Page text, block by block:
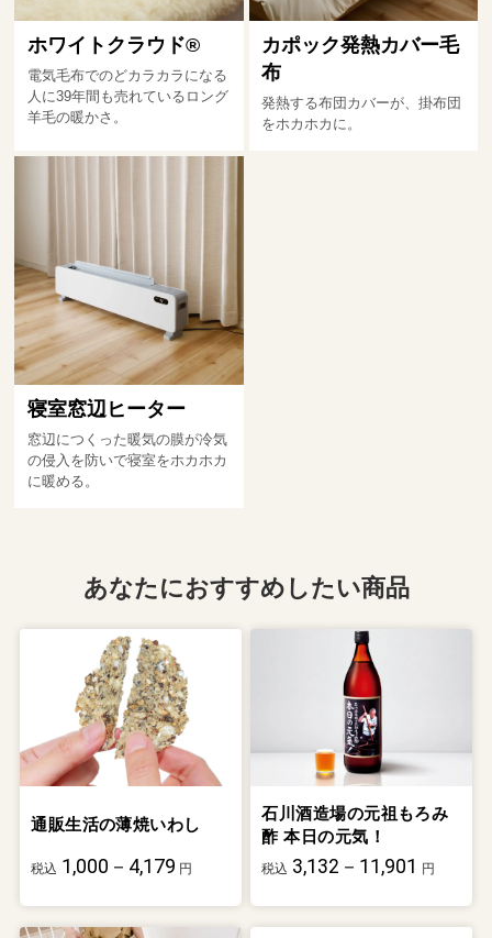
ホワイトクラウド®
電気毛布でのどカラカラになる
人に39年間も売れているロング
羊毛の暖かさ。
カポック発熱カバー毛
布
発熱する布団カバーが、掛布団
をホカホカに。
寝室窓辺ヒーター
窓辺につくった暖気の膜が冷気
の侵入を防いで寝室をホカホカ
に暖める。
あなたにおすすめしたい商品
通販生活の薄焼いわし
税込 1,000－4,179 円
石川酒造場の元祖もろみ
酢 本日の元気！
税込 3,132－11,901 円